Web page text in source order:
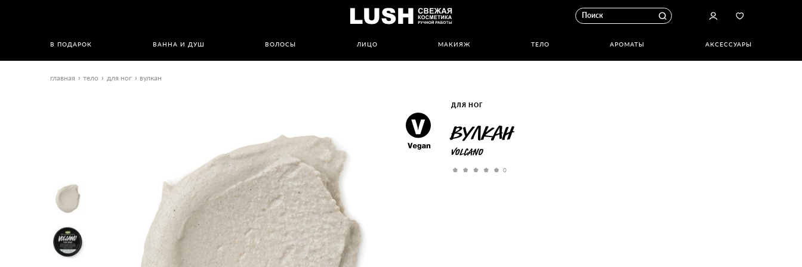
В ПОДАРОК ВАННА И ДУШ ВОЛОСЫ ЛИЦО МАКИЯЖ ТЕЛО АРОМАТЫ АКСЕССУАРЫ
главная тело для ног вулкан
ДЛЯ НОГ
Вулкан
Volcano
0